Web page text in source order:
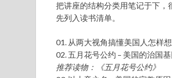
把讲座的结构分类用笔记于下
先列入读书清单。
01. 从两大视角搞懂美国人怎样
02. 五月花号公约 – 美国的治国
推荐读物：《五月花号公约》